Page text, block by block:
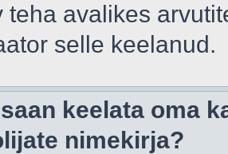
teha avalikes
selle keelanud.
keelata oma
nimekirja?